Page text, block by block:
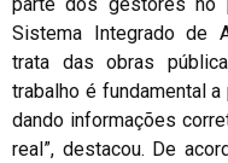
Sistema Integrado de
trata das obras
trabalho é fundamental
dando informações
real”, destacou. De